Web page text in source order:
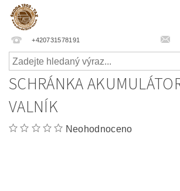
+420731578191
SCHRÁNKA
VALNÍK
Neohodnoceno